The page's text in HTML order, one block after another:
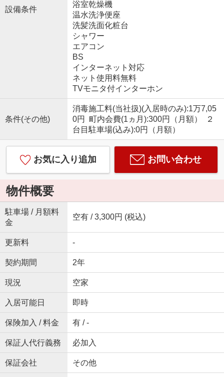
設備条件
浴室乾燥機
温水洗浄便座
洗髪洗面化粧台
シャワー
エアコン
BS
インターネット対応
ネット使用料無料
TVモニタ付インターホン
条件(その他)
消毒施工料(当社扱)(入居時のみ):1万7,05
0円 町内会費(1ヵ月):300円（月額） ２
台目駐車場(込み):0円（月額）
お気に入り追加 お問い合わせ
物件概要
駐車場 / 月額料
金
空有 / 3,300円 (税込)
更新料 -
契約期間 2年
現況 空家
入居可能日 即時
保険加入 / 料金 有 / -
保証人代行義務 必加入
保証会社 その他